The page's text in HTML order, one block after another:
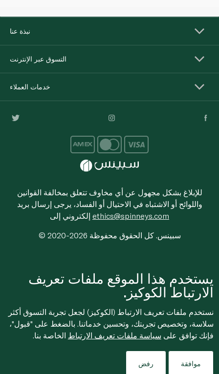
نبذة عنا
التسوق عبر الإنترنت
خدمات العملاء
للإبلاغ بشكل مجهول عن أي مخاوف تتعلق بمخالفة القوانين
واللوائح أو الاشتباه في الاحتيال أو الفساد، يرجى إرسال بريد
ethics@spinneys.com
© 2020-2026 سبينس. كل الحقوق محفوظة
يستخدم هذا الموقع ملفات تعريف
الارتباط الكوكيز.
نستخدم ملفات تعريف الارتباط (الكوكيز) لجعل تجربة التسوق أكثر
سلاسة، وتخصيص تجربتك، وتحسين خدماتنا. بالضغط على "قبول"،
فإنك توافق على سياسة ملفات تعريف الارتباط الخاصة بنا.
موافقة رفض